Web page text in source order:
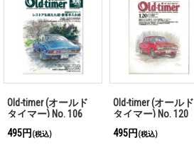
Old-timer (オールド
タイマー) No. 106
495円 (税込)
Old-timer (オールド
タイマー) No. 120
495円 (税込)